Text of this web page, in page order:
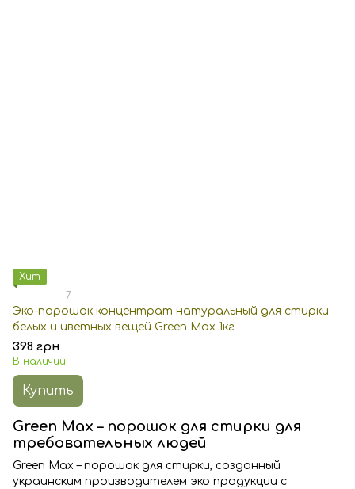
Хит
7
Эко-порошок концентрат натуральный для стирки
белых и цветных вещей Green Max 1кг
398 грн
В наличии
Купить
Green Max – порошок для стирки для
требовательных людей
Green Max – порошок для стирки, созданный
украинским производителем эко продукции с